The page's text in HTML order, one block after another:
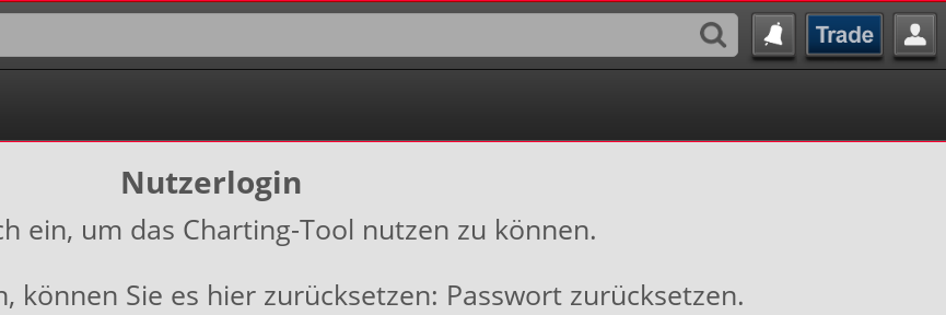
Nutzerlogin
ein, um das Charting-Tool nutzen zu können.
können Sie es hier zurücksetzen: Passwort zurücksetzen.